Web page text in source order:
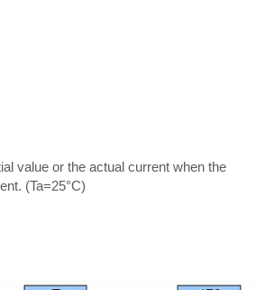
value or the actual current when the
(Ta=25°C)